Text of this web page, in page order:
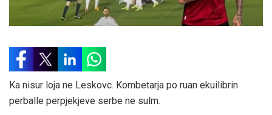
Ka nisur loja ne Leskovc. Kombetarja po ruan ekuilibrin
perballe perpjekjeve serbe ne sulm.